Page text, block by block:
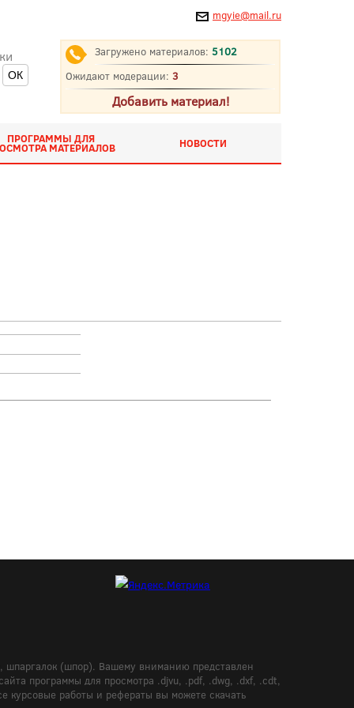
mgyie@mail.ru
Загружено материалов: 5102
Ожидают модерации: 3
Добавить материал!
ПРОГРАММЫ ДЛЯ
МАТЕРИАЛОВ НОВОСТИ
шпаргалок (шпор). Вашему вниманию представлен
программы для просмотра .djvu, .pdf, .dwg, .dxf, .cdt,
работы и рефераты вы можете скачать